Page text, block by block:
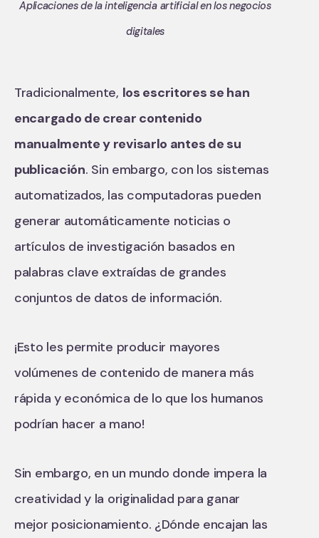
Aplicaciones de la inteligencia artificial en los negocios
digitales
Tradicionalmente, los escritores se han
encargado de crear contenido
manualmente y revisarlo antes de su
publicación. Sin embargo, con los sistemas
automatizados, las computadoras pueden
generar automáticamente noticias o
artículos de investigación basados ​​en
palabras clave extraídas de grandes
conjuntos de datos de información.
¡Esto les permite producir mayores
volúmenes de contenido de manera más
rápida y económica de lo que los humanos
podrían hacer a mano!
Sin embargo, en un mundo donde impera la
creatividad y la originalidad para ganar
mejor posicionamiento. ¿Dónde encajan las